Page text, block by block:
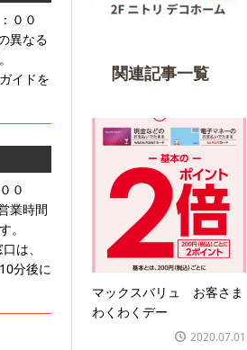
関連記事一覧
マックスバリュ お客さま
わくわくデー
2020.07.01
００
異なる
イドを
０
業時間
。
は、
分後に